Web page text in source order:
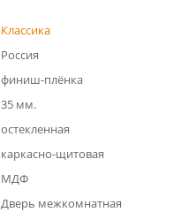
Классика
Россия
финиш-плёнка
35 мм.
остекленная
каркасно-щитовая
МДФ
Дверь межкомнатная